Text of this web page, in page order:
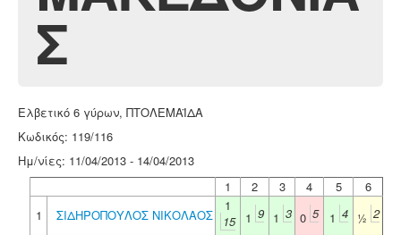
Σ
Ελβετικό 6 γύρων, ΠΤΟΛΕΜΑΪΔΑ
Κωδικός: 119/116
Ημ/νίες: 11/04/2013 - 14/04/2013
1
2 3 4 5
6
1
ΣΙΔΗΡΟΠΟΥΛΟΣ ΝΙΚΟΛΑΟΣ
1
15
1 9 1 3 0 5 1 4 ½ 2